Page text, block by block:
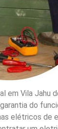
em Vila Jahu
do
elétricos de